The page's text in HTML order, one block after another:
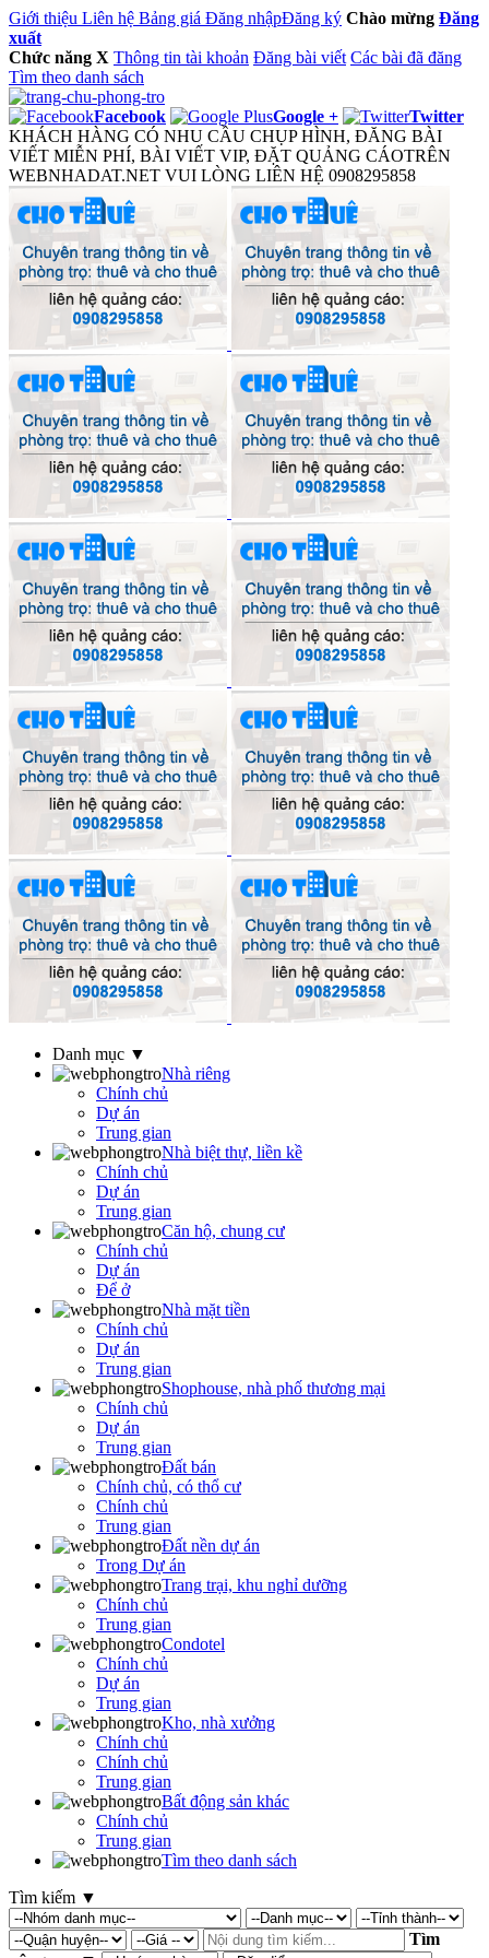
Giới thiệu Liên hệ Bảng giá Đăng nhậpĐăng ký Chào mừng Đăng
xuất
Chức năng X Thông tin tài khoản Đăng bài viết Các bài đã đăng
Tìm theo danh sách
Facebook Google +
Twitter
KHÁCH HÀNG CÓ NHU CẦU CHỤP HÌNH, ĐĂNG BÀI
VIẾT MIỄN PHÍ, BÀI VIẾT VIP, ĐẶT QUẢNG CÁOTRÊN
WEBNHADAT.NET VUI LÒNG LIÊN HỆ 0908295858
Danh mục ▼
Nhà riêng
Chính chủ
Dự án
Trung gian
Nhà biệt thự, liền kề
Chính chủ
Dự án
Trung gian
Căn hộ, chung cư
Chính chủ
Dự án
Để ở
Nhà mặt tiền
Chính chủ
Dự án
Trung gian
Shophouse, nhà phố thương mại
Chính chủ
Dự án
Trung gian
Đất bán
Chính chủ, có thổ cư
Chính chủ
Trung gian
Đất nền dự án
Trong Dự án
Trang trại, khu nghỉ dưỡng
Chính chủ
Trung gian
Condotel
Chính chủ
Dự án
Trung gian
Kho, nhà xưởng
Chính chủ
Chính chủ
Trung gian
Bất động sản khác
Chính chủ
Trung gian
Tìm theo danh sách
Tìm kiếm ▼
Tìm